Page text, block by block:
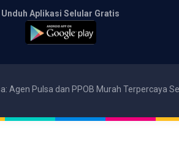
Unduh Aplikasi Selular Gratis
Agen Pulsa dan PPOB Murah Terpercaya